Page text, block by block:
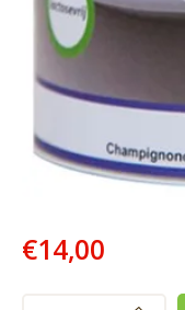
€14,00